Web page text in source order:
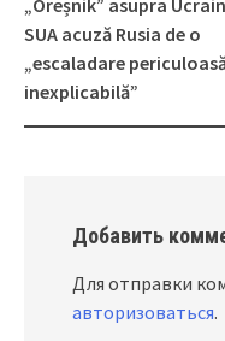
navigation
„Oreșnik” asupra
SUA acuză Rusia de o
„escaladare
inexplicabilă”
Добавить
Для отправки
авторизоваться.